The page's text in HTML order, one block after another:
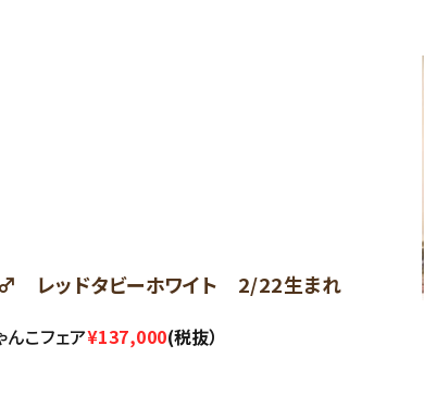
） ♂ レッドタビーホワイト 2/22生まれ
こフェア¥137,000(税抜）